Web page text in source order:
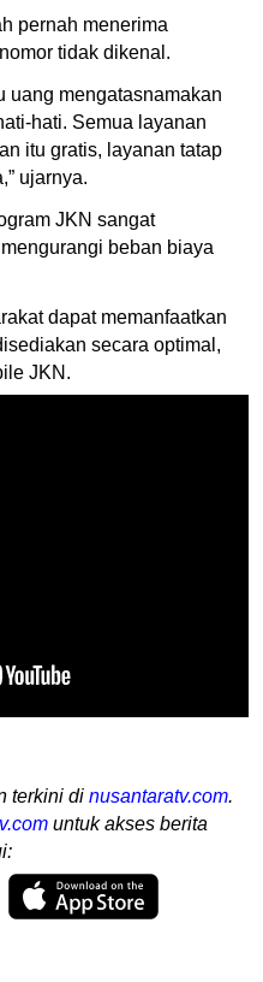
pernah menerima
tidak dikenal.
uang mengatasnamakan
hati. Semua layanan
itu gratis, layanan tatap
ujarnya.
JKN sangat
beban biaya
dapat memanfaatkan
secara optimal,
JKN.
terkini di nusantaratv.com.
untuk akses berita